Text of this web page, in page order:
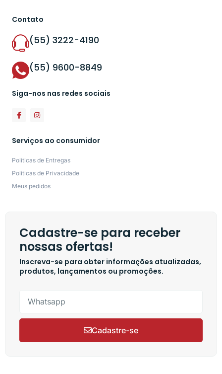
Contato
(55) 3222-4190
(55) 9600-8849
Siga-nos nas redes sociais
Serviços ao consumidor
Políticas de Entregas
Políticas de Privacidade
Meus pedidos
Cadastre-se para receber
nossas ofertas!
Inscreva-se para obter informações atualizadas,
produtos, lançamentos ou promoções.
Cadastre-se